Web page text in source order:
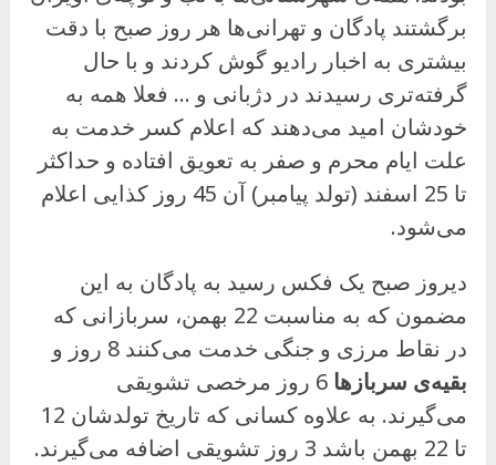
برگشتند پادگان و تهرانی‌ها هر روز صبح با دقت
بیشتری به اخبار رادیو گوش کردند و با حال
گرفته‌تری رسیدند در دژبانی و … فعلا همه به
خودشان امید می‌دهند که اعلام کسر خدمت به
علت ایام محرم و صفر به تعویق افتاده و حداکثر
تا 25 اسفند (تولد پیامبر) آن 45 روز کذایی اعلام
می‌شود.
دیروز صبح یک فکس رسید به پادگان به این
مضمون که به مناسبت 22 بهمن، سربازانی که
در نقاط مرزی و جنگی خدمت می‌کنند 8 روز و
بقیه‌ی سربازها
6 روز مرخصی تشویقی
می‌گیرند. به علاوه کسانی که تاریخ تولدشان 12
تا 22 بهمن باشد 3 روز تشویقی اضافه می‌گیرند.